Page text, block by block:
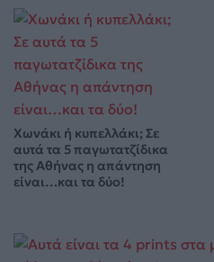
Χωνάκι ή κυπελλάκι; Σε
αυτά τα 5 παγωτατζίδικα
της Αθήνας η απάντηση
είναι…και τα δύο!